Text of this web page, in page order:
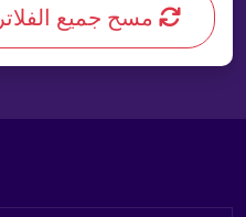
مسح جميع الفلاتر